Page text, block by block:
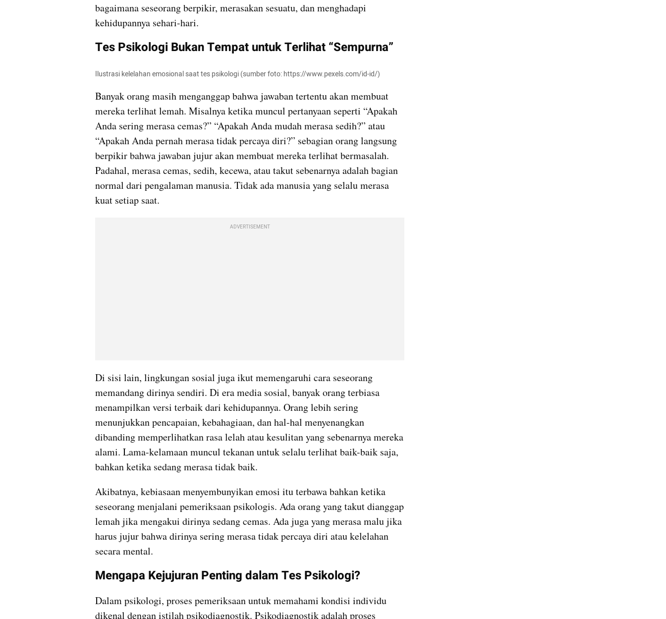
bagaimana seseorang berpikir, merasakan sesuatu, dan menghadapi
kehidupannya sehari-hari.
Tes Psikologi Bukan Tempat untuk Terlihat “Sempurna”
Ilustrasi kelelahan emosional saat tes psikologi (sumber foto: https://www.pexels.com/id-id/)
Banyak orang masih menganggap bahwa jawaban tertentu akan membuat
mereka terlihat lemah. Misalnya ketika muncul pertanyaan seperti “Apakah
Anda sering merasa cemas?” “Apakah Anda mudah merasa sedih?” atau
“Apakah Anda pernah merasa tidak percaya diri?” sebagian orang langsung
berpikir bahwa jawaban jujur akan membuat mereka terlihat bermasalah.
Padahal, merasa cemas, sedih, kecewa, atau takut sebenarnya adalah bagian
normal dari pengalaman manusia. Tidak ada manusia yang selalu merasa
kuat setiap saat.
ADVERTISEMENT
Di sisi lain, lingkungan sosial juga ikut memengaruhi cara seseorang
memandang dirinya sendiri. Di era media sosial, banyak orang terbiasa
menampilkan versi terbaik dari kehidupannya. Orang lebih sering
menunjukkan pencapaian, kebahagiaan, dan hal-hal menyenangkan
dibanding memperlihatkan rasa lelah atau kesulitan yang sebenarnya mereka
alami. Lama-kelamaan muncul tekanan untuk selalu terlihat baik-baik saja,
bahkan ketika sedang merasa tidak baik.
Akibatnya, kebiasaan menyembunyikan emosi itu terbawa bahkan ketika
seseorang menjalani pemeriksaan psikologis. Ada orang yang takut dianggap
lemah jika mengakui dirinya sedang cemas. Ada juga yang merasa malu jika
harus jujur bahwa dirinya sering merasa tidak percaya diri atau kelelahan
secara mental.
Mengapa Kejujuran Penting dalam Tes Psikologi?
Dalam psikologi, proses pemeriksaan untuk memahami kondisi individu
dikenal dengan istilah psikodiagnostik. Psikodiagnostik adalah proses